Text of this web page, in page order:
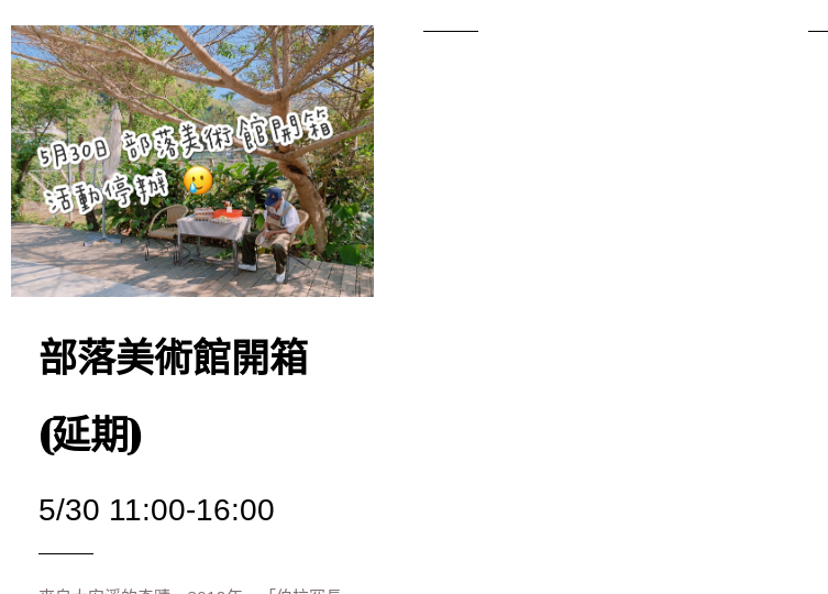
部落美術館開箱
(延期)
5/30 11:00-16:00